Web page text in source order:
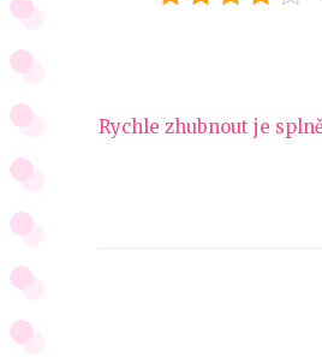
Navigace
Rychle zhubnout je